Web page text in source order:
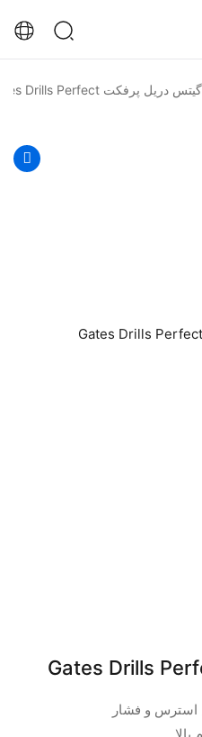
گیتس دریل پرفکت Gates Drills Perfect
استرس و فشار